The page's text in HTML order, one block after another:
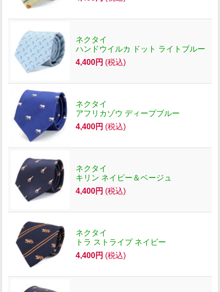
ネクタイ
ハンドウイルカ ドット ライトブルー
4,400円 (税込)
ネクタイ
アフリカゾウ ディープブルー
4,400円 (税込)
ネクタイ
キリン ネイビー＆ベージュ
4,400円 (税込)
ネクタイ
トラ ストライプ ネイビー
4,400円 (税込)